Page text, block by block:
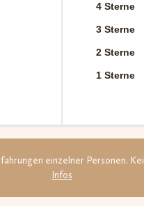
4 Sterne
3 Sterne
2 Sterne
1 Sterne
einzelner Personen.
Infos